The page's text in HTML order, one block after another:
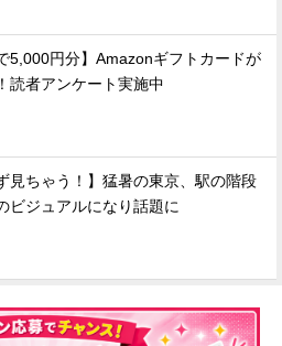
5,000円分】Amazonギフトカードが
読者アンケート実施中
見ちゃう！】猛暑の東京、駅の階段
ビジュアルになり話題に